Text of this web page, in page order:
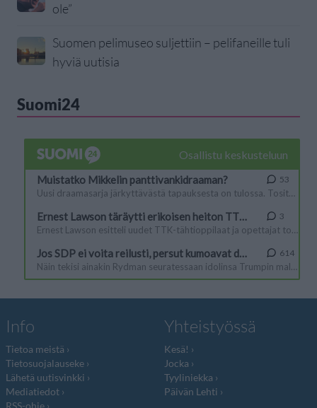
ole”
Suomen pelimuseo suljettiin – pelifaneille tuli
hyviä uutisia
Suomi24
Info
Tietoa meistä
Tietosuojalauseke
Lähetä uutisvinkki
Mediatiedot
Yhteistyössä
Kesä!
Jocka
Tyyliniekka
Päivän Lehti